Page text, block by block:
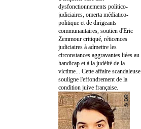
dysfonctionnements politico-
judiciaires, omerta médiatico-
politique et de dirigeants
communautaires, soutien d'Eric
Zemmour critiqué, réticences
judiciaires à admettre les
circonstances aggravantes liées au
handicap et à la judéité de la
victime... Cette affaire scandaleuse
souligne l'effondrement de la
condition juive française.